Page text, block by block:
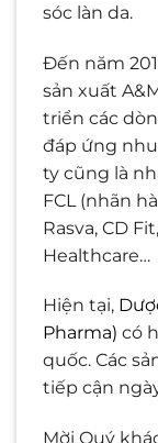
sóc làn da.
Đến năm
sản xuất
triển các
đáp ứng nhu
ty cũng là
FCL (nhãn
Rasva, CD
Healthcare…
Hiện tại,
Pharma) có
quốc. Các
tiếp cận
Mời Quý